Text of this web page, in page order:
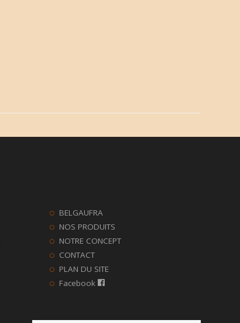
BELGAUFRA
NOS PRODUITS
NOTRE CONCEPT
CONTACT
PLAN DU SITE
Facebook